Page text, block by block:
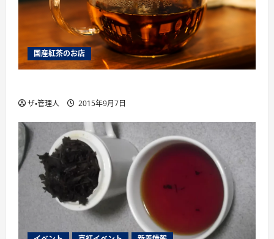
国産紅茶のお店
ザ・管理人 2015年9月7日